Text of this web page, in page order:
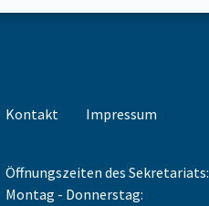
Kontakt Impressum
Öffnungszeiten des Sekretariats:
Montag - Donnerstag: